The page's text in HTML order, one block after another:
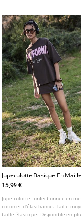
Jupeculotte Basique En Maille
15,99 €
Jupe-culotte confectionnée en
coton et d'élasthanne. Taille
taille élastique. Disponible en